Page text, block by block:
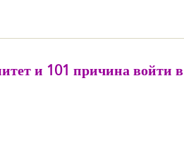
и 101 причина войти